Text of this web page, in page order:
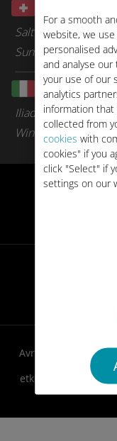
For a smooth
website, we
personalised
and analyse
your use of our
analytics
information
collected from
cookies with
cookies" if you
click "Select" if
settings on our
Salt
Sunrise
İtalya
Iliad
WindTre
Avrupade yerel
alın, QR
etkinleştirin ve